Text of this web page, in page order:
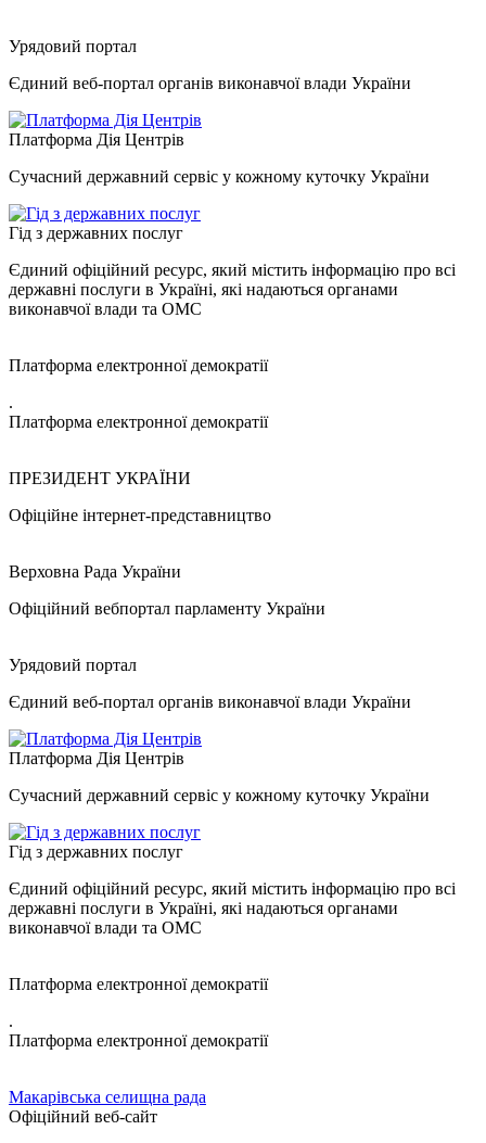
Урядовий портал
Єдиний веб-портал органів виконавчої влади України
Платформа Дія Центрів
Сучасний державний сервіс у кожному куточку України
Гід з державних послуг
Єдиний офіційний ресурс, який містить інформацію про всі
державні послуги в Україні, які надаються органами
виконавчої влади та ОМС
Платформа електронної демократії
.
Платформа електронної демократії
ПРЕЗИДЕНТ УКРАЇНИ
Офіційне інтернет-представництво
Верховна Рада України
Офіційний вебпортал парламенту України
Урядовий портал
Єдиний веб-портал органів виконавчої влади України
Платформа Дія Центрів
Сучасний державний сервіс у кожному куточку України
Гід з державних послуг
Єдиний офіційний ресурс, який містить інформацію про всі
державні послуги в Україні, які надаються органами
виконавчої влади та ОМС
Платформа електронної демократії
.
Платформа електронної демократії
Макарівська селищна рада
Офіційний веб-сайт